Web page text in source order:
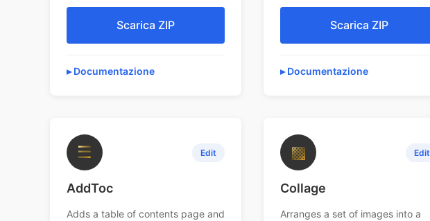
Scarica ZIP
Documentazione
Scarica ZIP
Documentazione
☰ Edit
AddToc
Adds a table of contents page and
▩ Edit
Collage
Arranges a set of images into a